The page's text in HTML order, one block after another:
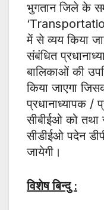
भुगतान जिले के
में से व्यय किया
संबंधित
बालिकाओं की
किया जाएगा
प्रधानाध्यापक /
सीबीईओ को तथा
सीडीईओ पदेन
जायेगी।
विशेष बिन्दु :